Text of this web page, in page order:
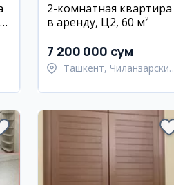
2-комнатная квартира
в аренду, Ц2, 60 м²
7 200 000 сум
Ташкент, Чиланзарский